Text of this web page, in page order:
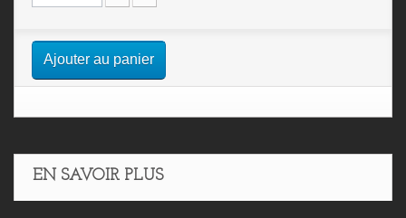
Ajouter au panier
EN SAVOIR PLUS